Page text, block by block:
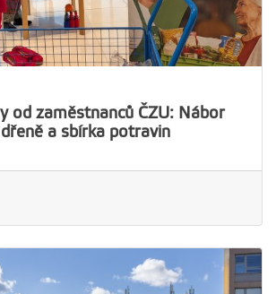
od zaměstnanců ČZU: Nábor
a sbírka potravin